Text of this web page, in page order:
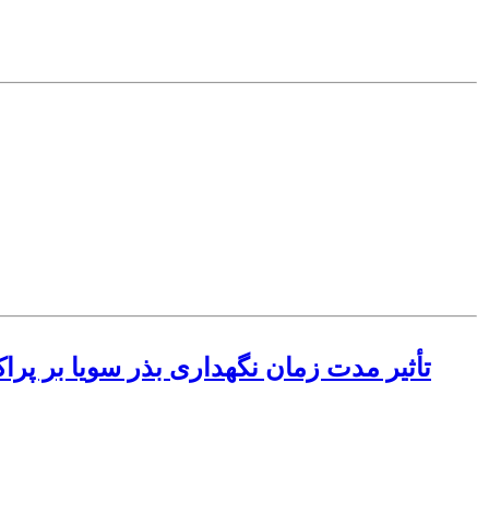
تأثیر مدت زمان نگهداری بذر سویا بر